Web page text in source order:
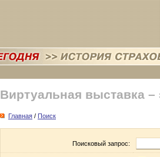
Виртуальная выставка –
Главная / Поиск
Поисковый запрос: